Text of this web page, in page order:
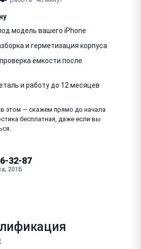
модель вашего iPhone
и герметизация корпуса
ёмкости после
и работу до 12 месяцев
в этом — скажем прямо до начала
бесплатная, даже если вы
32-87
201Б